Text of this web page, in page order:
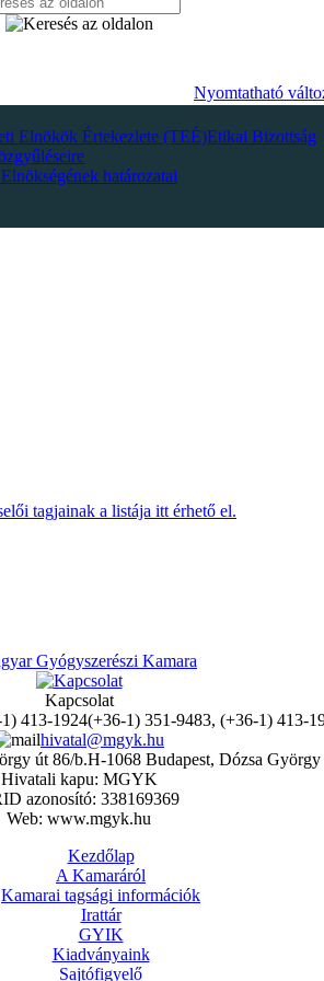
Nyomtatható
Elnökök Értekezlete (TEÉ)Etikai Bizottság
határozatai
tagjainak a listája itt érhető el.
Kapcsolat
(+36-1) 351-9483, (+36-1) 413-
hivatal@mgyk.hu
H-1068 Budapest, Dózsa
Hivatali kapu: MGYK
azonosító: 338169369
Web: www.mgyk.hu
Kezdőlap
A Kamaráról
Kamarai tagsági információk
Irattár
GYIK
Kiadványaink
Sajtófigyelő